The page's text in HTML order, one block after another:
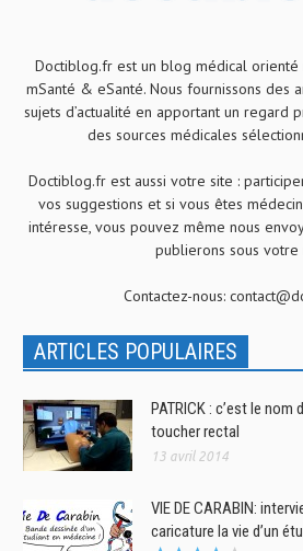
Doctiblog.fr est un blog médical
mSanté & eSanté. Nous fournissons des
sujets d’actualité en apportant un regard
des sources médicales
Doctiblog.fr est aussi votre site :
vos suggestions et si vous êtes
intéresse, vous pouvez même nous
publierons sous votre
Contactez-nous:
ARTICLES POPULAIRES
PATRICK : c’est le
toucher rectal
13 avril 2014
VIE DE CARABIN:
caricature la vie d’un